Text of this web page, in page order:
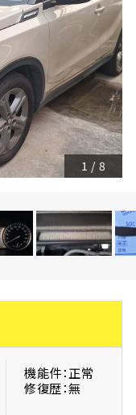
1 / 8
機能件：正常
修復歴：無